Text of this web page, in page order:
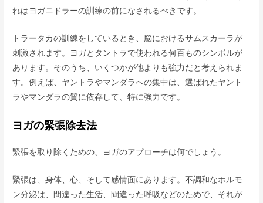
れはヨガニドラーの訓練の前になされるべきです。
トラータカの訓練をしているとき、脳におけるサムスカーラが
刺激されます。ヨガとタントラで使われる何百ものシンボルが
あります。そのうち、いくつかが他よりも強力だと考えられま
す。例えば、ヤントラやマンダラへの集中は、選ばれたヤント
ラやマンダラの質に依存して、特に強力です。
ヨガの緊張除去法
緊張を取り除くための、ヨガのアプローチは何でしょう。
緊張は、身体、心、そして感情面にあります。不調和なホルモ
ン分泌は、間違った生活、間違った呼吸などのためで、それが